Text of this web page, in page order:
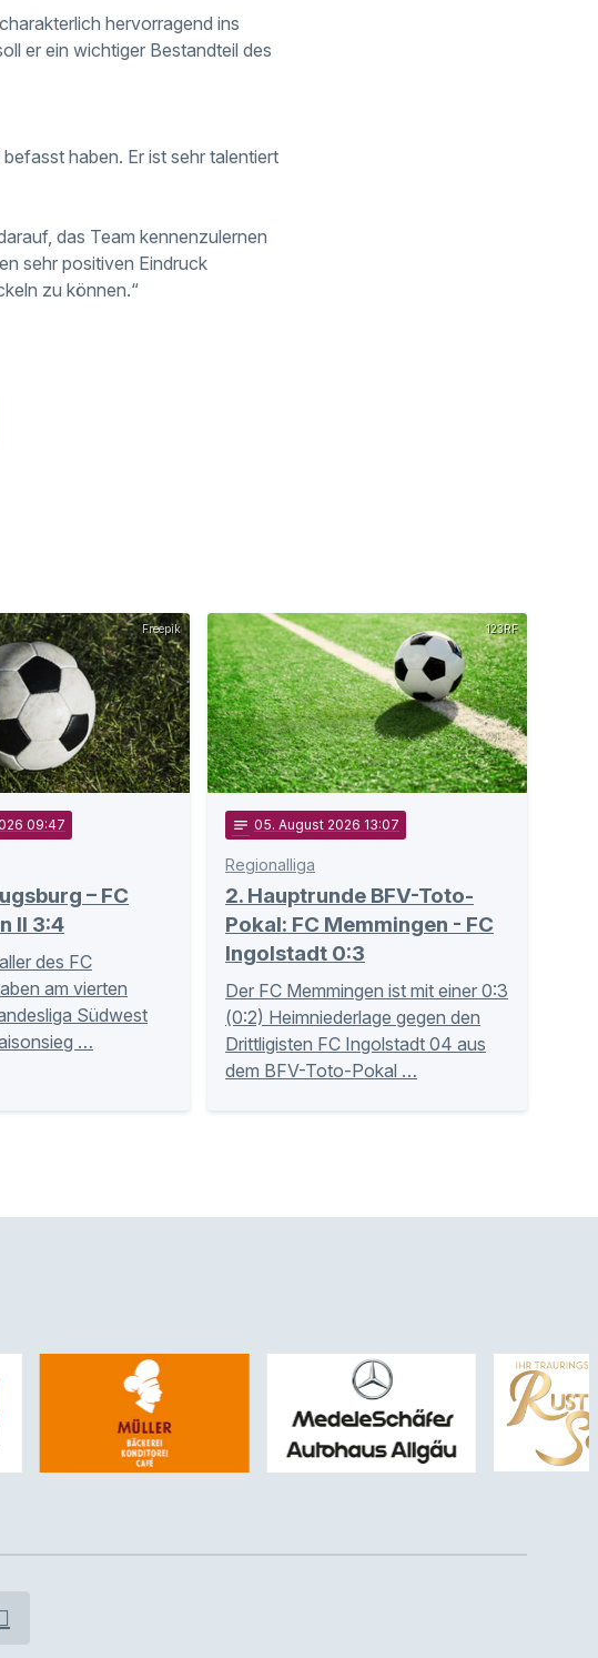
hervorragend ins
er ein wichtiger Bestandteil des
haben. Er ist sehr talentiert
das Team kennenzulernen
sehr positiven Eindruck
zu können.“
Freepik
09:47
– FC
II 3:4
des FC
am vierten
Südwest
…
123RF
notes 05. August 2026 13:07
Regionalliga
2. Hauptrunde BFV-Toto-
Pokal: FC Memmingen - FC
Ingolstadt 0:3
Der FC Memmingen ist mit einer 0:3
(0:2) Heimniederlage gegen den
Drittligisten FC Ingolstadt 04 aus
dem BFV-Toto-Pokal …